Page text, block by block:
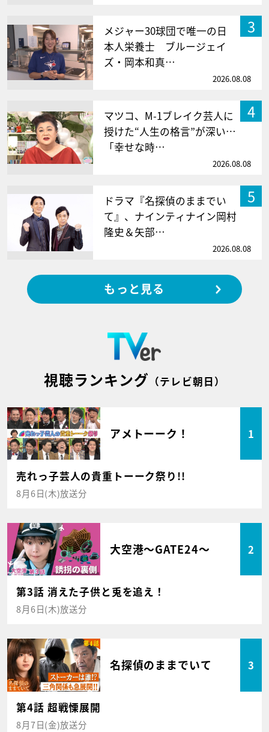
3
メジャー30球団で唯一の日
本人栄養士 ブルージェイ
ズ・岡本和真…
2026.08.08
4
マツコ、M-1ブレイク芸人に
授けた“人生の格言”が深い…
「幸せな時…
2026.08.08
5
ドラマ『名探偵のままでい
て』、ナインティナイン岡村
隆史＆矢部…
2026.08.08
もっと見る
視聴ランキング （テレビ朝日）
アメトーーク！ 1
売れっ子芸人の貴重トーーク祭り!!
8月6日(木)放送分
大空港～GATE24～ 2
第3話 消えた子供と兎を追え！
8月6日(木)放送分
名探偵のままでいて 3
第4話 超戦慄展開
8月7日(金)放送分